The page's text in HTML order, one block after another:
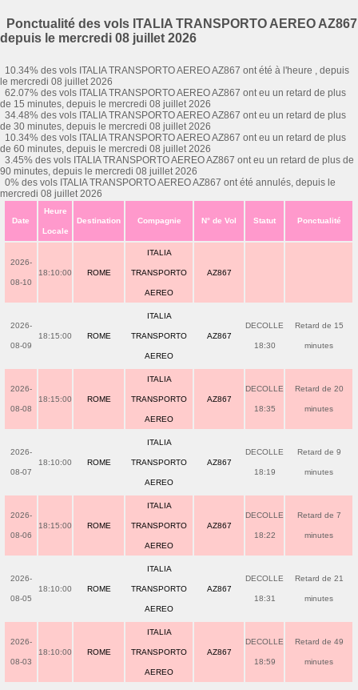
Ponctualité des vols ITALIA TRANSPORTO AEREO AZ867
depuis le mercredi 08 juillet 2026
10.34% des vols ITALIA TRANSPORTO AEREO AZ867 ont été à l'heure , depuis
le mercredi 08 juillet 2026
62.07% des vols ITALIA TRANSPORTO AEREO AZ867 ont eu un retard de plus
de 15 minutes, depuis le mercredi 08 juillet 2026
34.48% des vols ITALIA TRANSPORTO AEREO AZ867 ont eu un retard de plus
de 30 minutes, depuis le mercredi 08 juillet 2026
10.34% des vols ITALIA TRANSPORTO AEREO AZ867 ont eu un retard de plus
de 60 minutes, depuis le mercredi 08 juillet 2026
3.45% des vols ITALIA TRANSPORTO AEREO AZ867 ont eu un retard de plus de
90 minutes, depuis le mercredi 08 juillet 2026
0% des vols ITALIA TRANSPORTO AEREO AZ867 ont été annulés, depuis le
mercredi 08 juillet 2026
Date
Heure
Locale
Destination Compagnie N° de Vol Statut Ponctualité
2026-
08-10
18:10:00 ROME
ITALIA
TRANSPORTO
AEREO
AZ867
2026-
08-09
18:15:00 ROME
ITALIA
TRANSPORTO
AEREO
AZ867
DECOLLE
18:30
Retard de 15
minutes
2026-
08-08
18:15:00 ROME
ITALIA
TRANSPORTO
AEREO
AZ867
DECOLLE
18:35
Retard de 20
minutes
2026-
08-07
18:10:00 ROME
ITALIA
TRANSPORTO
AEREO
AZ867
DECOLLE
18:19
Retard de 9
minutes
2026-
08-06
18:15:00 ROME
ITALIA
TRANSPORTO
AEREO
AZ867
DECOLLE
18:22
Retard de 7
minutes
2026-
08-05
18:10:00 ROME
ITALIA
TRANSPORTO
AEREO
AZ867
DECOLLE
18:31
Retard de 21
minutes
2026-
08-03
18:10:00 ROME
ITALIA
TRANSPORTO
AEREO
AZ867
DECOLLE
18:59
Retard de 49
minutes